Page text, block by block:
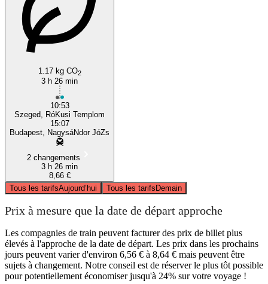
1.17 kg CO2
3 h 26 min
10:53
Szeged, RóKusi Templom
15:07
Budapest, NagysáNdor JóZs
2 changements
3 h 26 min
8,66 €
Tous les tarifsAujourd’hui Tous les tarifsDemain
Prix à mesure que la date de départ approche
Les compagnies de train peuvent facturer des prix de billet plus
élevés à l'approche de la date de départ. Les prix dans les prochains
jours peuvent varier d'environ 6,56 € à 8,64 € mais peuvent être
sujets à changement. Notre conseil est de réserver le plus tôt possible
pour potentiellement économiser jusqu'à 24% sur votre voyage !